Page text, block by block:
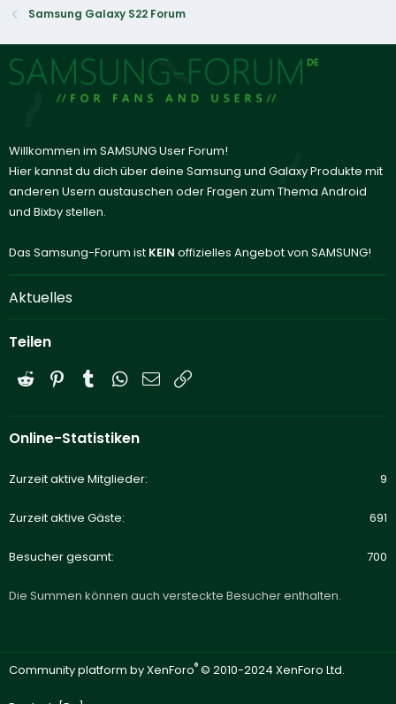
Samsung Galaxy S22 Forum
Willkommen im SAMSUNG User Forum!
Hier kannst du dich über deine Samsung und Galaxy Produkte mit
anderen Usern austauschen oder Fragen zum Thema Android
und Bixby stellen.
Das Samsung-Forum ist KEIN offizielles Angebot von SAMSUNG!
Aktuelles
Teilen
Reddit PinterestTumblrWhatsApp
E-Mail
Online-Statistiken
Zurzeit aktive Mitglieder 9
Zurzeit aktive Gäste 691
Besucher gesamt 700
Die Summen können auch versteckte Besucher enthalten.
Community platform by XenForo® © 2010-2024 XenForo Ltd.